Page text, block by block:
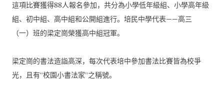
這項比賽獲得88人報名參加，共分為小學低年級組、 小學高年級
組、初中組、高中組和公開組進行。培民中學代表——高三
（一）班的梁定崗榮獲高中組冠軍。
梁定崗的書法造詣高深，每次代表培中參加書法比賽皆為校爭
光，
且有“校園小書法家”之稱號。